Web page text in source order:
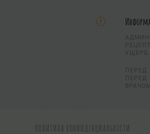
УЩЕРБ
ПОЛИТИКА КОНФИДЕНЦИАЛЬНОСТИ